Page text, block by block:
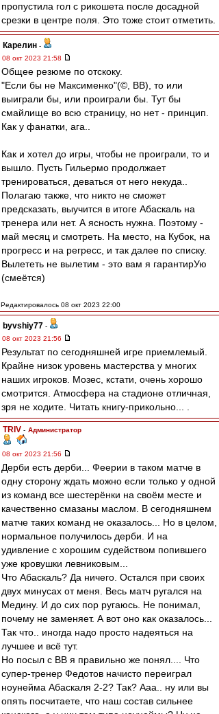
пропустила гол с рикошета после досадной
срезки в центре поля. Это тоже стоит отметить.
Карелин -
08 окт 2023 21:58
Общее резюме по отскоку.
"Если бы не Максименко"(©, ВВ), то или
выиграли бы, или проиграли бы. Тут бы
смайлище во всю страницу, но нет - принцип.
Как у фанатки, ага..
Как и хотел до игры, чтобы не проиграли, то и
вышло. Пусть Гильермо продолжает
тренироваться, деваться от него некуда..
Полагаю также, что никто не сможет
предсказать, выучится в итоге Абаскаль на
тренера или нет. А ясность нужна. Поэтому -
май месяц и смотреть. На место, на Кубок, на
прогресс и на регресс, и так далее по списку.
Вылететь не вылетим - это вам я гарантирУю
(смеётся)
Редактировалось 08 окт 2023 22:00
byvshiy77 -
08 окт 2023 21:56
Результат по сегодняшней игре приемлемый.
Крайне низок уровень мастерства у многих
наших игроков. Мозес, кстати, очень хорошо
смотрится. Атмосфера на стадионе отличная,
зря не ходите. Читать книгу-прикольно... .
TRIV - Администратор
08 окт 2023 21:56
Дерби есть дерби... Феерии в таком матче в
одну сторону ждать можно если только у одной
из команд все шестерёнки на своём месте и
качественно смазаны маслом. В сегодняшнем
матче таких команд не оказалось... Но в целом,
нормальное получилось дерби. И на
удивление с хорошим судейством попившего
уже кровушки левниковым...
Что Абаскаль? Да ничего. Остался при своих
двух минусах от меня. Весь матч ругался на
Медину. И до сих пор ругаюсь. Не понимал,
почему не заменяет. А вот оно как оказалось...
Так что.. иногда надо просто надеяться на
лучшее и всё тут.
Но посыл с ВВ я правильно же понял.... Что
супер-тренер Федотов начисто переиграл
ноунейма Абаскаля 2-2? Так? Ааа.. ну или вы
опять посчитаете, что наш состав сильнее